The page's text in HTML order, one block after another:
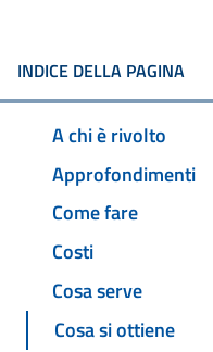
INDICE DELLA PAGINA
A chi è rivolto
Approfondimenti
Come fare
Costi
Cosa serve
Cosa si ottiene